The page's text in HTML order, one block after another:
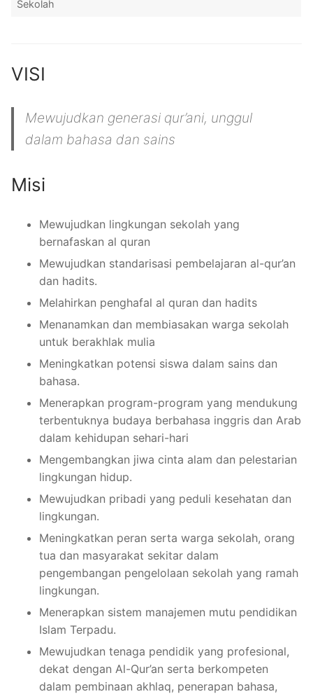
Sekolah
VISI
Mewujudkan generasi qur’ani, unggul
dalam bahasa dan sains
Misi
Mewujudkan lingkungan sekolah yang
bernafaskan al quran
Mewujudkan standarisasi pembelajaran al-qur’an
dan hadits.
Melahirkan penghafal al quran dan hadits
Menanamkan dan membiasakan warga sekolah
untuk berakhlak mulia
Meningkatkan potensi siswa dalam sains dan
bahasa.
Menerapkan program-program yang mendukung
terbentuknya budaya berbahasa inggris dan Arab
dalam kehidupan sehari-hari
Mengembangkan jiwa cinta alam dan pelestarian
lingkungan hidup.
Mewujudkan pribadi yang peduli kesehatan dan
lingkungan.
Meningkatkan peran serta warga sekolah, orang
tua dan masyarakat sekitar dalam
pengembangan pengelolaan sekolah yang ramah
lingkungan.
Menerapkan sistem manajemen mutu pendidikan
Islam Terpadu.
Mewujudkan tenaga pendidik yang profesional,
dekat dengan Al-Qur’an serta berkompeten
dalam pembinaan akhlaq, penerapan bahasa,